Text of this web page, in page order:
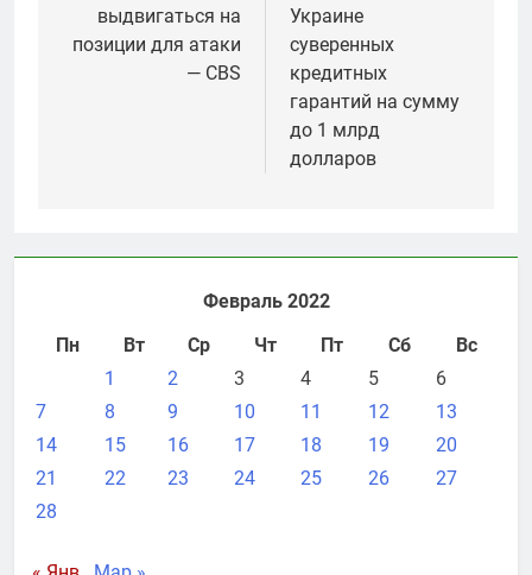
выдвигаться на
позиции для атаки
— CBS
Украине
суверенных
кредитных
гарантий на сумму
до 1 млрд
долларов
Февраль 2022
Пн
Вт Ср Чт Пт Сб
Вс
1
2 3 4 5
6
7
8 9 10 11 12
13
14
15 16 17 18 19
20
21
22 23 24 25 26
27
28